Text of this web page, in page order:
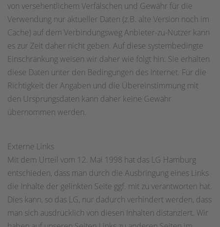
von versehentlichem Verfälschen und Gewähr für die
Verwendung nur aktueller Daten (z.B. alte Version noch im
Cache) auf dem Verbindungsweg Anbieter-zu-Nutzer kann
es zur Zeit daher nicht geben. Auf diese systembedingte
Einschränkung weisen wir daher wie folgt hin: Sie erhalten
diese Daten unter den Bedingungen des Internet. Für die
Richtigkeit der Angaben und die Übereinstimmung mit
den Ursprungsdaten kann daher keine Gewähr
übernommen werden.
Externe Links
Mit dem Urteil vom 12. Mai 1998 hat das LG Hamburg
entschieden, dass man durch die Ausbringung eines Links
die Inhalte der gelinkten Seite ggf. mit zu verantworten hat.
Dies kann, so das LG, nur dadurch verhindert werden, dass
man sich ausdrücklich von diesen Inhalten distanziert. Wir